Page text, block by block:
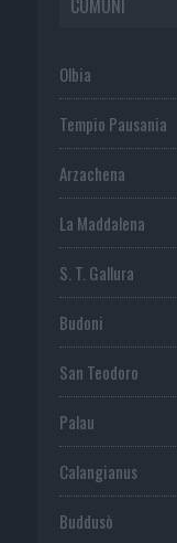
COMUNI
Olbia
Tempio Pausania
Arzachena
La Maddalena
S. T. Gallura
Budoni
San Teodoro
Palau
Calangianus
Buddusò